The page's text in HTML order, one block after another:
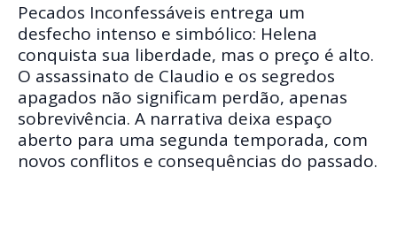
Pecados Inconfessáveis entrega um
desfecho intenso e simbólico: Helena
conquista sua liberdade, mas o preço é alto.
O assassinato de Claudio e os segredos
apagados não significam perdão, apenas
sobrevivência. A narrativa deixa espaço
aberto para uma segunda temporada, com
novos conflitos e consequências do passado.